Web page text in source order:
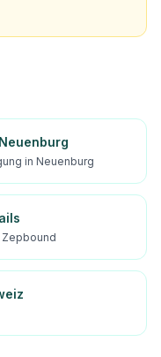
in Neuenburg
Zepbound